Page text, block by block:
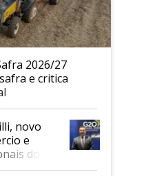
2026/27
e critica
novo
e
do